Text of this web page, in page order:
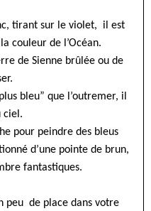
tirant sur le violet, il est
couleur de l’Océan.
de Sienne brûlée ou de
bleu” que l’outremer, il
ciel.
pour peindre des bleus
d’une pointe de brun,
fantastiques.
peu de place dans votre